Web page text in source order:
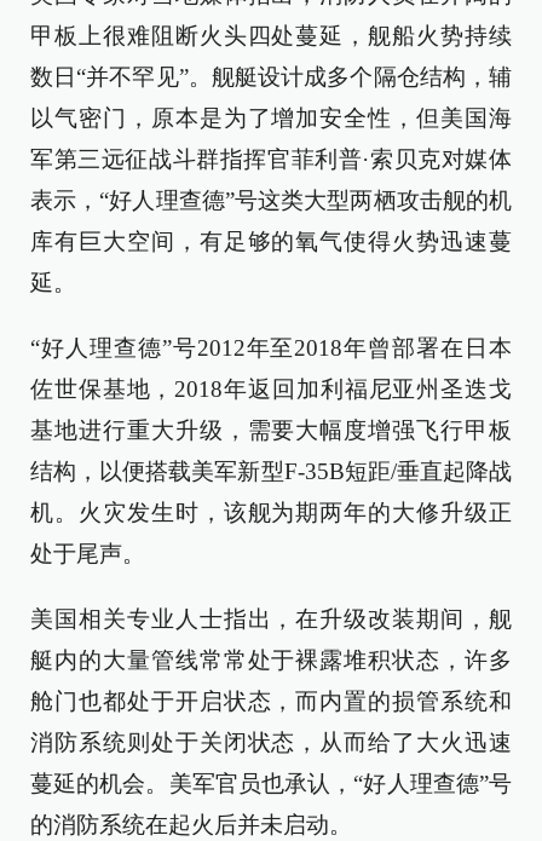
甲板上很难阻断火头四处蔓延，舰船火势持续
数日“并不罕见”。舰艇设计成多个隔仓结构，辅
以气密门，原本是为了增加安全性，但美国海
军第三远征战斗群指挥官菲利普·索贝克对媒体
表示，“好人理查德”号这类大型两栖攻击舰的机
库有巨大空间，有足够的氧气使得火势迅速蔓
延。
“好人理查德”号2012年至2018年曾部署在日本
佐世保基地，2018年返回加利福尼亚州圣迭戈
基地进行重大升级，需要大幅度增强飞行甲板
结构，以便搭载美军新型F-35B短距/垂直起降战
机。火灾发生时，该舰为期两年的大修升级正
处于尾声。
美国相关专业人士指出，在升级改装期间，舰
艇内的大量管线常常处于裸露堆积状态，许多
舱门也都处于开启状态，而内置的损管系统和
消防系统则处于关闭状态，从而给了大火迅速
蔓延的机会。美军官员也承认，“好人理查德”号
的消防系统在起火后并未启动。